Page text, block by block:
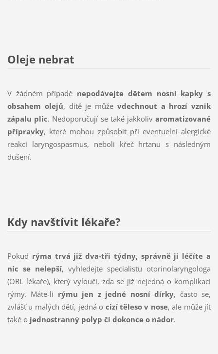
Oleje nebrat
V žádném případě nepodávejte dětem nosní kapky s
obsahem olejů, dítě je může vdechnout a hrozí vznik
zápalu plic. Nedoporučují se také jakkolivaromatizované
přípravky, které mohou způsobit při eventuelní alergické
reakci laryngospasmus, neboli křeč hrtanu s následným
dušení.
Kdy navštívit lékaře?
Pokud rýma trvá již dva-tři týdny, správně ji léčíte a
nic se nelepší, vyhledejte specialistu otorinolaryngologa
(ORL lékaře), který vyloučí, zda se již nejedná o komplikaci
rýmy. Máte-li rýmu jen z jedné nosní dírky, často se,
zvlášť u malých dětí, jedná o cizí těleso v nose, ale může jít
také o jednostranný polyp či dokonce o nádor.